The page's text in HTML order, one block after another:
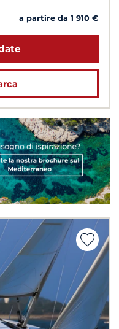
a partire da 1 910 €